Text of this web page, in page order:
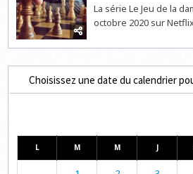
La série Le Jeu de la
octobre 2020 sur
Choisissez une date du calendrier
L M M J